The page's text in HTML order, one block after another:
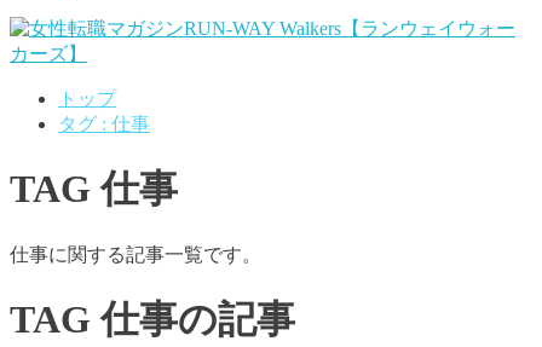
トップ
タグ : 仕事
TAG 仕事
仕事に関する記事一覧です。
TAG 仕事の記事